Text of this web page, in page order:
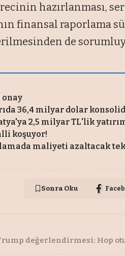
hazırlanması,
finansal raporlama
de
onay
36,4 milyar dolar
2,5 milyar TL'lik
koşuyor!
maliyeti azaltacak
Sonra Oku
değerlendirmesi: Hop